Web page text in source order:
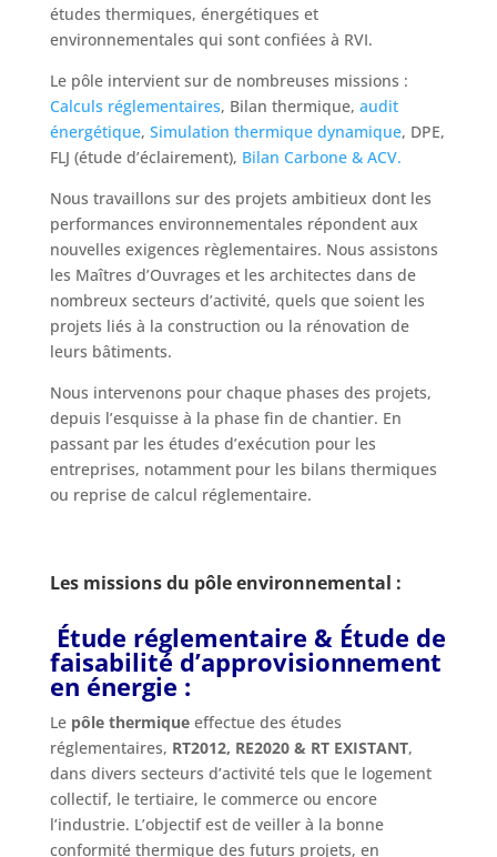
études thermiques, énergétiques et
environnementales qui sont confiées à RVI.
Le pôle intervient sur de nombreuses missions :
Calculs réglementaires, Bilan thermique, audit
énergétique, Simulation thermique dynamique, DPE,
FLJ (étude d’éclairement), Bilan Carbone & ACV.
Nous travaillons sur des projets ambitieux dont les
performances environnementales répondent aux
nouvelles exigences règlementaires. Nous assistons
les Maîtres d’Ouvrages et les architectes dans de
nombreux secteurs d’activité, quels que soient les
projets liés à la construction ou la rénovation de
leurs bâtiments.
Nous intervenons pour chaque phases des projets,
depuis l’esquisse à la phase fin de chantier. En
passant par les études d’exécution pour les
entreprises, notamment pour les bilans thermiques
ou reprise de calcul réglementaire.
Les missions du pôle environnemental :
Étude réglementaire & Étude de
faisabilité d’approvisionnement
en énergie :
Le pôle thermique effectue des études
réglementaires, RT2012, RE2020 & RT EXISTANT,
dans divers secteurs d’activité tels que le logement
collectif, le tertiaire, le commerce ou encore
l’industrie. L’objectif est de veiller à la bonne
conformité thermique des futurs projets, en